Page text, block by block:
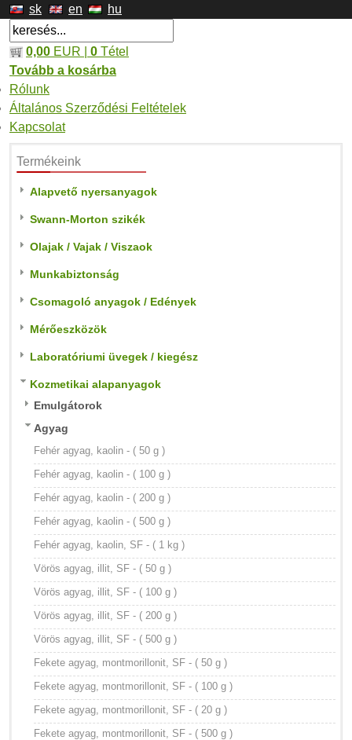
sk en hu
0,00 EUR | 0 Tétel
Tovább a kosárba
Rólunk
Általános Szerződési Feltételek
Kapcsolat
Termékeink
Alapvető nyersanyagok
Swann-Morton szikék
Olajak / Vajak / Viszaok
Munkabiztonság
Csomagoló anyagok / Edények
Mérőeszközök
Laboratóriumi üvegek / kiegész
Kozmetikai alapanyagok
Emulgátorok
Agyag
Fehér agyag, kaolin - ( 50 g )
Fehér agyag, kaolin - ( 100 g )
Fehér agyag, kaolin - ( 200 g )
Fehér agyag, kaolin - ( 500 g )
Fehér agyag, kaolin, SF - ( 1 kg )
Vörös agyag, illit, SF - ( 50 g )
Vörös agyag, illit, SF - ( 100 g )
Vörös agyag, illit, SF - ( 200 g )
Vörös agyag, illit, SF - ( 500 g )
Fekete agyag, montmorillonit, SF - ( 50 g )
Fekete agyag, montmorillonit, SF - ( 100 g )
Fekete agyag, montmorillonit, SF - ( 20 g )
Fekete agyag, montmorillonit, SF - ( 500 g )